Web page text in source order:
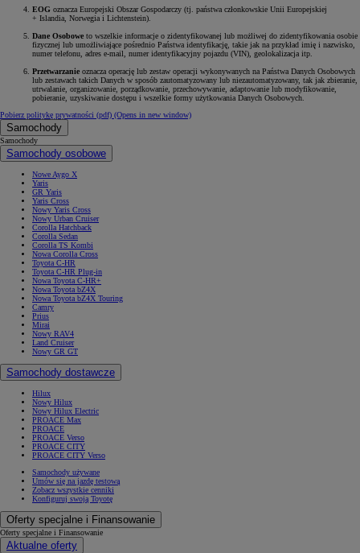
EOG oznacza Europejski Obszar Gospodarczy (tj. państwa członkowskie Unii Europejskiej
+ Islandia, Norwegia i Lichtenstein).
Dane Osobowe to wszelkie informacje o zidentyfikowanej lub możliwej do zidentyfikowania osobie
fizycznej lub umożliwiające pośrednio Państwa identyfikację, takie jak na przykład imię i nazwisko,
numer telefonu, adres e-mail, numer identyfikacyjny pojazdu (VIN), geolokalizacja itp.
Przetwarzanie oznacza operację lub zestaw operacji wykonywanych na Państwa Danych Osobowych
lub zestawach takich Danych w sposób zautomatyzowany lub niezautomatyzowany, tak jak zbieranie,
utrwalanie, organizowanie, porządkowanie, przechowywanie, adaptowanie lub modyfikowanie,
pobieranie, uzyskiwanie dostępu i wszelkie formy użytkowania Danych Osobowych.
Pobierz politykę prywatności (pdf) (Opens in new window)
Samochody
Samochody
Samochody osobowe
Nowe Aygo X
Yaris
GR Yaris
Yaris Cross
Nowy Yaris Cross
Nowy Urban Cruiser
Corolla Hatchback
Corolla Sedan
Corolla TS Kombi
Nowa Corolla Cross
Toyota C-HR
Toyota C-HR Plug-in
Nowa Toyota C-HR+
Nowa Toyota bZ4X
Nowa Toyota bZ4X Touring
Camry
Prius
Mirai
Nowy RAV4
Land Cruiser
Nowy GR GT
Samochody dostawcze
Hilux
Nowy Hilux
Nowy Hilux Electric
PROACE Max
PROACE
PROACE Verso
PROACE CITY
PROACE CITY Verso
Samochody używane
Umów się na jazdę testową
Zobacz wszystkie cenniki
Konfiguruj swoją Toyotę
Oferty specjalne i Finansowanie
Oferty specjalne i Finansowanie
Aktualne oferty